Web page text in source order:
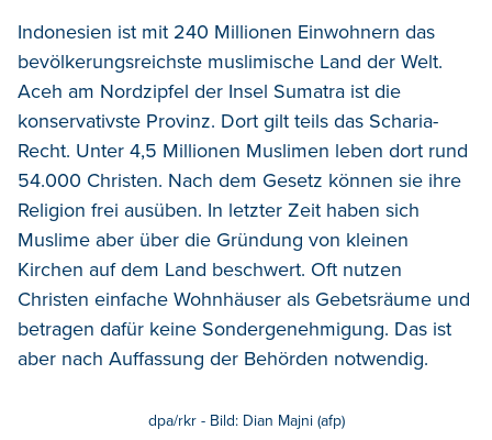
Indonesien ist mit 240 Millionen Einwohnern das
bevölkerungsreichste muslimische Land der Welt.
Aceh am Nordzipfel der Insel Sumatra ist die
konservativste Provinz. Dort gilt teils das Scharia-
Recht. Unter 4,5 Millionen Muslimen leben dort rund
54.000 Christen. Nach dem Gesetz können sie ihre
Religion frei ausüben. In letzter Zeit haben sich
Muslime aber über die Gründung von kleinen
Kirchen auf dem Land beschwert. Oft nutzen
Christen einfache Wohnhäuser als Gebetsräume und
betragen dafür keine Sondergenehmigung. Das ist
aber nach Auffassung der Behörden notwendig.
dpa/rkr - Bild: Dian Majni (afp)